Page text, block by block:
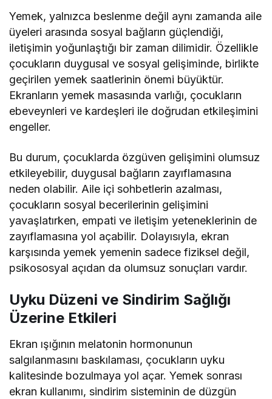
Yemek, yalnızca beslenme değil aynı zamanda aile
üyeleri arasında sosyal bağların güçlendiği,
iletişimin yoğunlaştığı bir zaman dilimidir. Özellikle
çocukların duygusal ve sosyal gelişiminde, birlikte
geçirilen yemek saatlerinin önemi büyüktür.
Ekranların yemek masasında varlığı, çocukların
ebeveynleri ve kardeşleri ile doğrudan etkileşimini
engeller.
Bu durum, çocuklarda özgüven gelişimini olumsuz
etkileyebilir, duygusal bağların zayıflamasına
neden olabilir. Aile içi sohbetlerin azalması,
çocukların sosyal becerilerinin gelişimini
yavaşlatırken, empati ve iletişim yeteneklerinin de
zayıflamasına yol açabilir. Dolayısıyla, ekran
karşısında yemek yemenin sadece fiziksel değil,
psikososyal açıdan da olumsuz sonuçları vardır.
Uyku Düzeni ve Sindirim Sağlığı
Üzerine Etkileri
Ekran ışığının melatonin hormonunun
salgılanmasını baskılaması, çocukların uyku
kalitesinde bozulmaya yol açar. Yemek sonrası
ekran kullanımı, sindirim sisteminin de düzgün